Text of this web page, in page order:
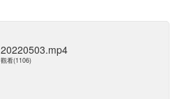
20220503.mp4
觀看(1106)